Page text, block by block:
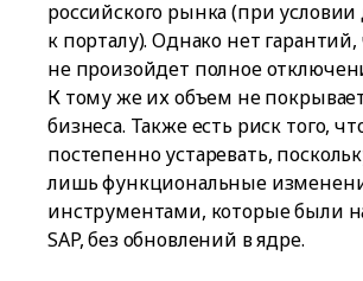
российского рынка (при условии
к порталу). Однако нет гарантий,
не произойдет полное
К тому же их объем не
бизнеса. Также есть риск того,
постепенно устаревать,
лишь функциональные
инструментами, которые были
SAP, без обновлений в ядре.